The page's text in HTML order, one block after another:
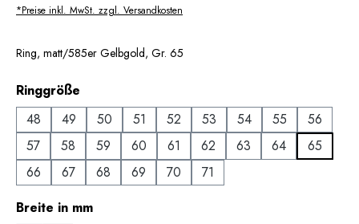
*Preise inkl. MwSt. zzgl. Versandkosten
Ring, matt/585er Gelbgold, Gr. 65
Ringgröße
48
49 50 51 52 53 54 55
56
57
58 59 60 61 62 63 64
65
66
67 68 69 70
71
Breite in mmauswählen